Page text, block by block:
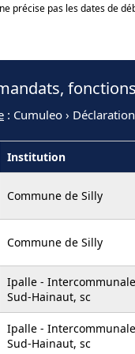
précise pas les dates de
: Cumuleo ›
Institution
Commune de Silly
Commune de Silly
Ipalle -
Sud-Hainaut, sc
Ipalle -
Sud-Hainaut, sc